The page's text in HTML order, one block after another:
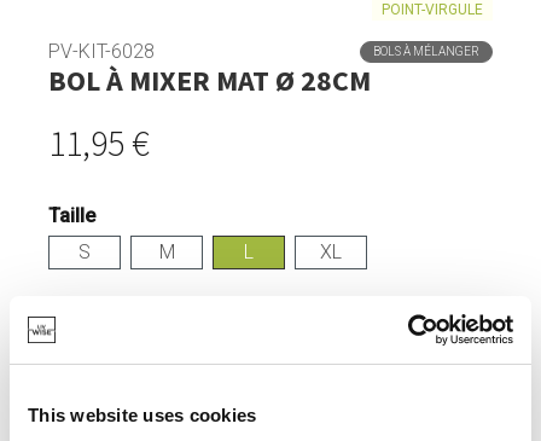
This website uses cookies
POINT-VIRGULE
PV-KIT-6028 BOLS À MÉLANGER
BOL À MIXER MAT Ø 28CM
11,95 €
Taille
L
M
S XL
LÉGER ET PRATIQUE.